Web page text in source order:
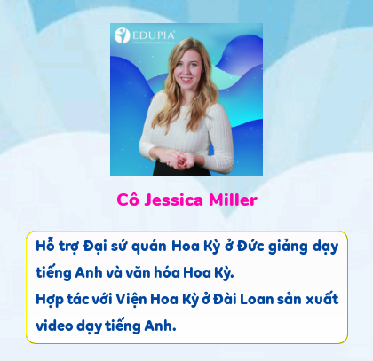
Cô Jessica Miller
Hỗ trợ Đại sứ quán Hoa Kỳ ở Đức giảng dạy
tiếng Anh và văn hóa Hoa Kỳ.
Hợp tác với Viện Hoa Kỳ ở Đài Loan sản xuất
video dạy tiếng Anh.